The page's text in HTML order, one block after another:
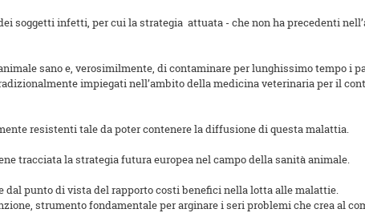
soggetti infetti, per cui la strategia attuata - che non ha precedenti
sano e, verosimilmente, di contaminare per lunghissimo tempo i
impiegati nell’ambito della medicina veterinaria per il
resistenti tale da poter contenere la diffusione di questa malattia.
tracciata la strategia futura europea nel campo della sanità animale.
punto di vista del rapporto costi benefici nella lotta alle malattie.
strumento fondamentale per arginare i seri problemi che crea al